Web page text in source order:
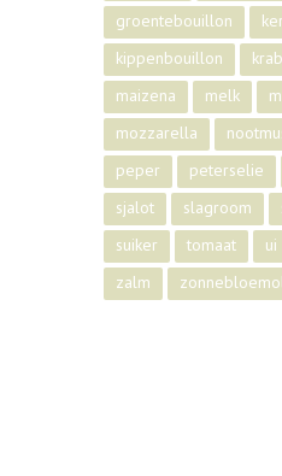
groentebouillon
kippenbouillon
krab
maizena
melk
mozzarella
peper
peterselie
sjalot
slagroom
suiker
tomaat ui
zalm